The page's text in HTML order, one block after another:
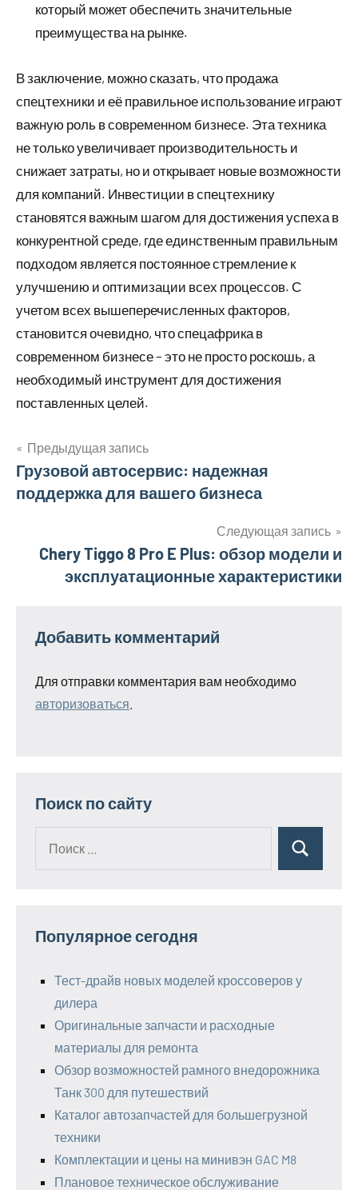
который может обеспечить значительные
преимущества на рынке.
В заключение, можно сказать, что продажа
спецтехники и её правильное использование играют
важную роль в современном бизнесе. Эта техника
не только увеличивает производительность и
снижает затраты, но и открывает новые возможности
для компаний. Инвестиции в спецтехнику
становятся важным шагом для достижения успеха в
конкурентной среде, где единственным правильным
подходом является постоянное стремление к
улучшению и оптимизации всех процессов. С
учетом всех вышеперечисленных факторов,
становится очевидно, что спецафрика в
современном бизнесе – это не просто роскошь, а
необходимый инструмент для достижения
поставленных целей.
Навигация
по
Предыдущая запись
Грузовой автосервис: надежная
поддержка для вашего бизнеса
Следующая запись
Chery Tiggo 8 Pro E Plus: обзор модели и
эксплуатационные характеристики
Добавить комментарий
Для отправки комментария вам необходимо
авторизоваться
Поиск по сайту
Поиск
Популярное сегодня
Тест-драйв новых моделей кроссоверов у
дилера
Оригинальные запчасти и расходные
материалы для ремонта
Обзор возможностей рамного внедорожника
Танк 300 для путешествий
Каталог автозапчастей для большегрузной
техники
Комплектации и цены на минивэн GAC M8
Плановое техническое обслуживание